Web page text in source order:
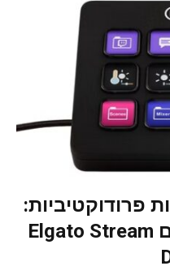
פרודוקטיביות:
מה אפשר לעשות עם Elgato Stream